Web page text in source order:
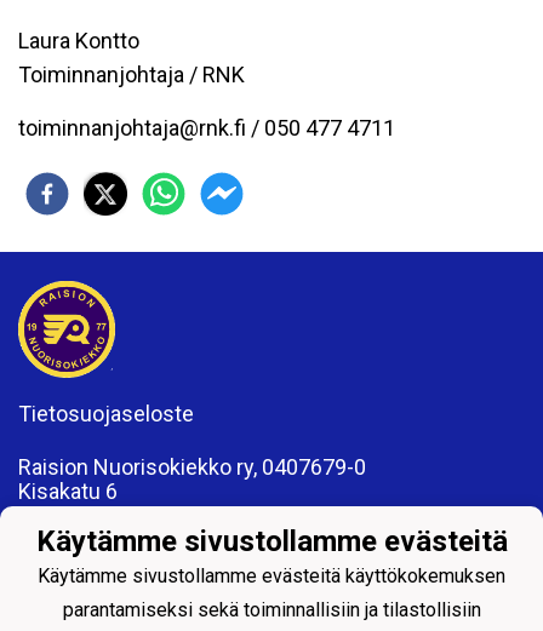
Laura Kontto
Toiminnanjohtaja / RNK
toiminnanjohtaja@rnk.fi / 050 477 4711
Tietosuojaseloste
Raision Nuorisokiekko ry, 0407679-0
Kisakatu 6
www.rnk.fi
toimisto@rnk.fi
Käytämme sivustollamme evästeitä
Käytämme sivustollamme evästeitä käyttökokemuksen
parantamiseksi sekä toiminnallisiin ja tilastollisiin